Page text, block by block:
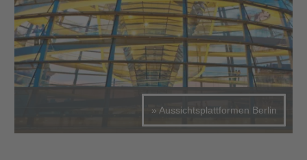
» Aussichtsplattformen Berlin